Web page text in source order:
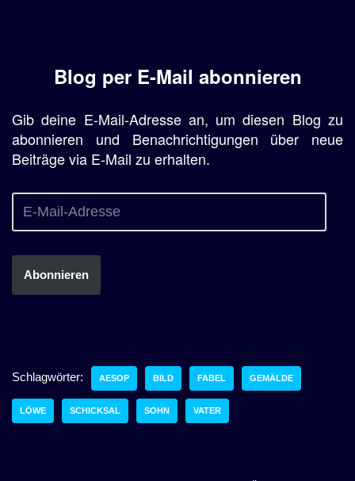
Blog per E-Mail abonnieren
Gib deine E-Mail-Adresse an, um diesen Blog zu
abonnieren und Benachrichtigungen über neue
Beiträge via E-Mail zu erhalten.
Abonnieren
Schlagwörter: AESOP BILD FABEL GEMÄLDE
LÖWE SCHICKSAL SOHN VATER